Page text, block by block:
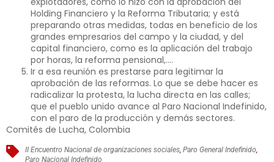
Holding Financiero y la Reforma Tributaria; y está
preparando otras medidas, todas en beneficio de los
grandes empresarios del campo y la ciudad, y del
capital financiero, como es la aplicación del trabajo
por horas, la reforma pensional,….
Ir a esa reunión es prestarse para legitimar la
aprobación de las reformas. Lo que se debe hacer es
radicalizar la protesta, la lucha directa en las calles;
que el pueblo unido avance al Paro Nacional Indefinido,
con el paro de la producción y demás sectores.
Comités de Lucha, Colombia
II Encuentro Nacional de organizaciones sociales ,Paro General Indefinido
Paro Nacional Indefinido